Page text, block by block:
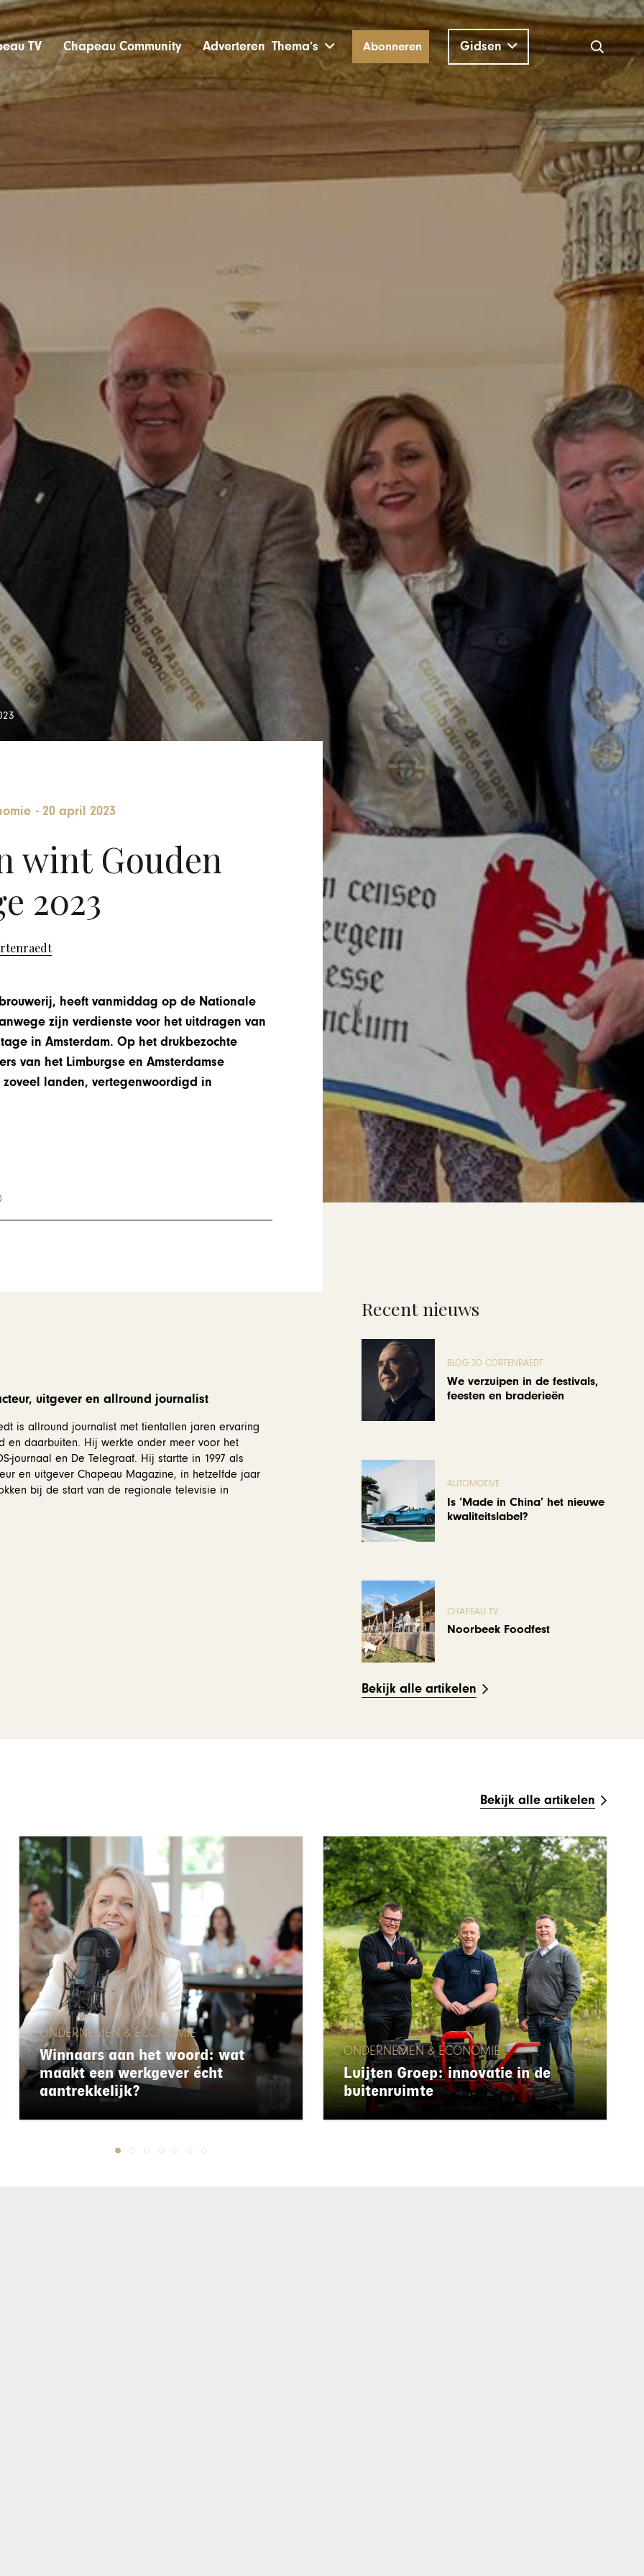
TV Chapeau Community Adverteren Thema’s Abonneren Gidsen
-20 april 2023
wint Gouden
2023
heeft vanmiddag op de Nationale
zijn verdienste voor het uitdragen van
in Amsterdam. Op het drukbezochte
van het Limburgse en Amsterdamse
landen, vertegenwoordigd in
uitgever en allround journalist
is allround journalist met tientallen jaren ervaring
en daarbuiten. Hij werkte onder meer voor het
journaal en De Telegraaf. Hij startte in 1997 als
en uitgever Chapeau Magazine, in hetzelfde jaar
bij de start van de regionale televisie in
Recent nieuws
BLOG JO CORTENRAEDT
We verzuipen in de festivals,
feesten en braderieën
AUTOMOTIVE
Is ‘Made in China’ het nieuwe
kwaliteitslabel?
CHAPEAU TV
Noorbeek Foodfest
Bekijk alle artikelen
Bekijk alle artikelen
ONDERNEMEN & ECONOMIE
Winnaars aan het woord: wat
maakt een werkgever écht
aantrekkelijk?
ONDERNEMEN & ECONOMIE
Luijten Groep: innovatie in de
buitenruimte